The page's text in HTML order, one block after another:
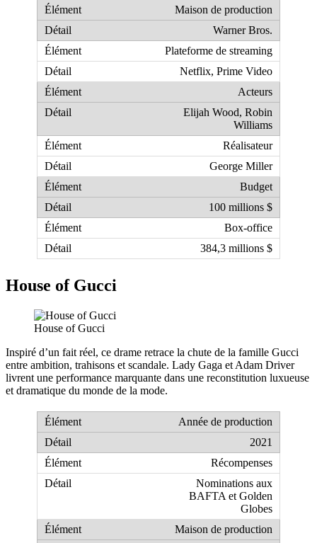
Maison de production
Warner Bros.
Plateforme de streaming
Netflix, Prime Video
Acteurs
Elijah Wood, Robin
Williams
Réalisateur
George Miller
Budget
100 millions $
Box-office
384,3 millions $
House of Gucci
House of Gucci
Inspiré d’un fait réel, ce drame retrace la chute de la famille Gucci
entre ambition, trahisons et scandale. Lady Gaga et Adam Driver
livrent une performance marquante dans une reconstitution luxueuse
et dramatique du monde de la mode.
Année de production
2021
Récompenses
Nominations aux
BAFTA et Golden
Globes
Maison de production